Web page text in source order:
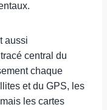
aussi
central du
chaque
et du GPS, les
les cartes